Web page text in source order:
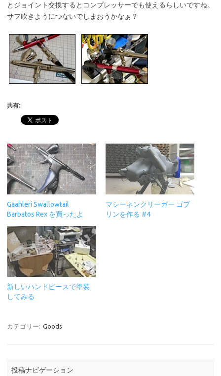
とジョイント交換するとコンプレッサーでも使えるらしいですね。
サフ吹きようにつないでしまおうかなぁ？
共有:
Gaahleri Swallowtail
Barbatos Rex を買ったよ
マシーネンクリーガー ゴブ
リンを作る #4
新しいハンドピースで塗装
してみる
カテゴリー: Goods
投稿ナビゲーション